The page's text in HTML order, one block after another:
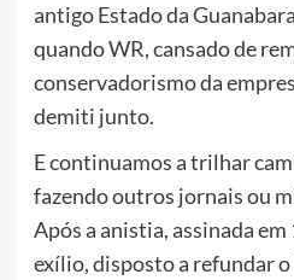
antigo Estado da
quando WR, cansado de
conservadorismo da
demiti junto.
E continuamos a trilhar
fazendo outros jornais ou
Após a anistia, assinada
exílio, disposto a refundar